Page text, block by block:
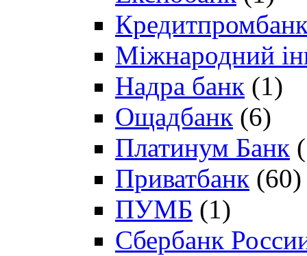
Міжнародний
Надра банк (1)
Ощадбанк (6)
Платинум Банк
Приватбанк (60)
ПУМБ (1)
Сбербанк